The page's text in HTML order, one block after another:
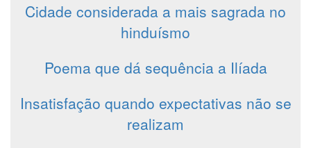
Cidade considerada a mais sagrada no
hinduísmo
Poema que dá sequência a Ilíada
Insatisfação quando expectativas não se
realizam